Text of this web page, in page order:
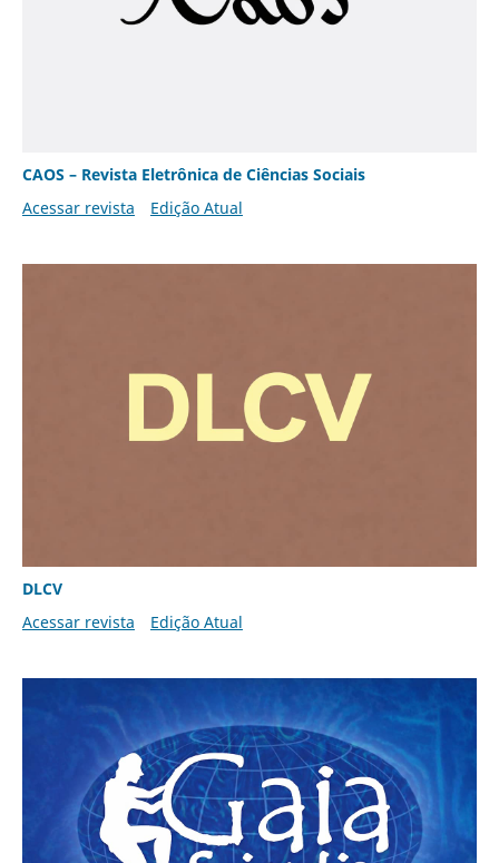
CAOS – Revista Eletrônica de Ciências Sociais
Acessar revista
Edição Atual
DLCV
Acessar revista
Edição Atual